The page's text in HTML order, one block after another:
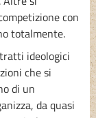
con
totalmente.
ideologici
che si
di un
da quasi